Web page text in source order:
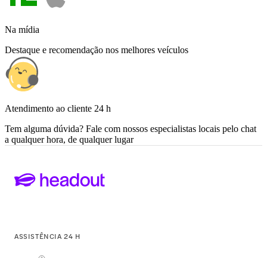
Na mídia
Destaque e recomendação nos melhores veículos
Atendimento ao cliente 24 h
Tem alguma dúvida? Fale com nossos especialistas locais pelo chat
a qualquer hora, de qualquer lugar
ASSISTÊNCIA 24 H